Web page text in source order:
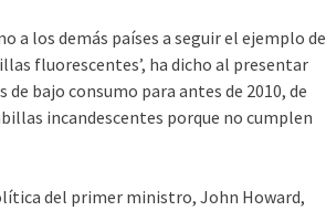
a los demás países a seguir el ejemplo de
fluorescentes’, ha dicho al presentar
bajo consumo para antes de 2010, de
incandescentes porque no cumplen
del primer ministro, John Howard,